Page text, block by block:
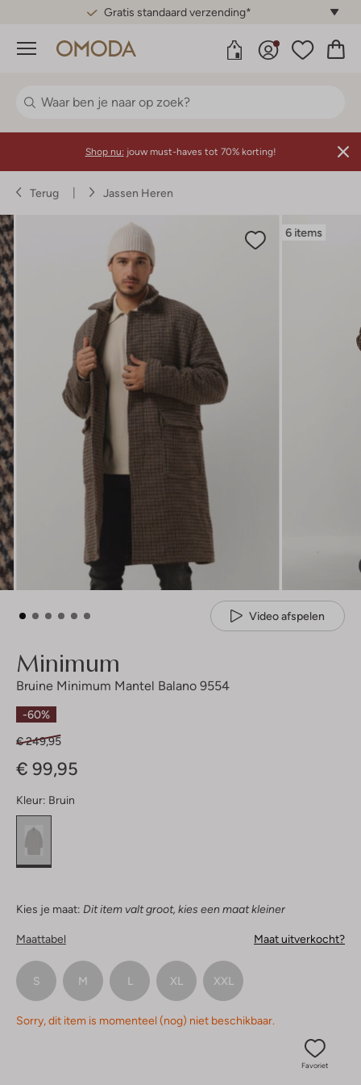
Gratis standaard verzending*
Menu
Shop nu: jouw must-haves tot 70% korting!
Terug Jassen Heren
6 items
Video afspelen
Minimum
Bruine Minimum Mantel Balano 9554
-60%
€ 249,95
€ 99,95
Kleur: Bruin
Kies je maat: Dit item valt groot, kies een maat kleiner
Maattabel Maat uitverkocht?
S M L XL XXL
Sorry, dit item is momenteel (nog) niet beschikbaar.
Favoriet